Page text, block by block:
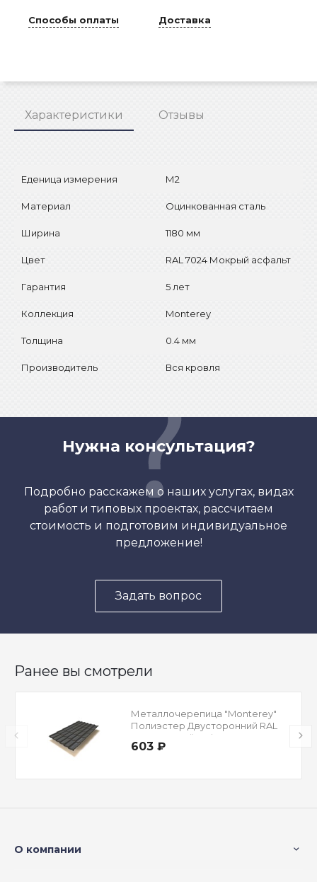
Способы оплаты Доставка
Характеристики Отзывы
Еденица измерения М2
Материал Оцинкованная сталь
Ширина 1180 мм
Цвет RAL 7024 Мокрый асфальт
Гарантия 5 лет
Коллекция Monterey
Толщина 0.4 мм
Производитель Вся кровля
Нужна консультация?
Подробно расскажем о наших услугах, видах
работ и типовых проектах, рассчитаем
стоимость и подготовим индивидуальное
предложение!
Задать вопрос
Ранее вы смотрели
Металлочерепица "Monterey"
Полиэстер Двусторонний RAL
7024 Мокрый асфальт 0,4 мм
603 ₽
О компании